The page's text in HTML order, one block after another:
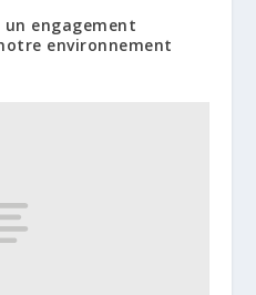
engagement
environnement